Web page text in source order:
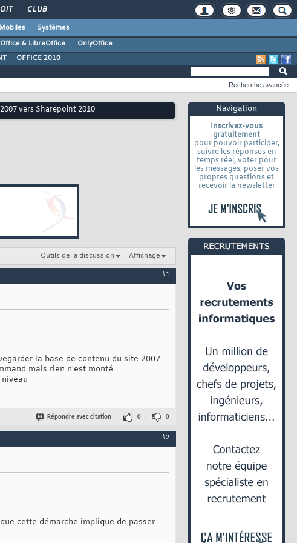
CLUB
Mobiles
Systèmes
& LibreOffice
OnlyOffice
OFFICE 2010
Navigation
Inscrivez-vous
gratuitement
pour pouvoir participer,
suivre les réponses en
temps réel, voter pour
les messages, poser vos
propres questions et
recevoir la newsletter
Recherche avancée
vers Sharepoint 2010
Outils de la discussion Affichage
#1
la base de contenu du site 2007
mais rien n'est monté
Répondre avec citation 0 0
#2
cette démarche implique de passer